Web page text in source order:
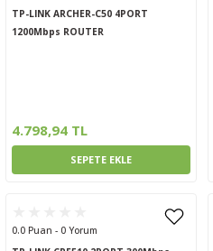
TP-LINK ARCHER-C50 4PORT
1200Mbps ROUTER
4.798,94 TL
SEPETE EKLE
0.0 Puan - 0 Yorum